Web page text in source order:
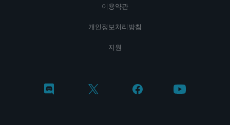
이용약관
개인정보처리방침
지원